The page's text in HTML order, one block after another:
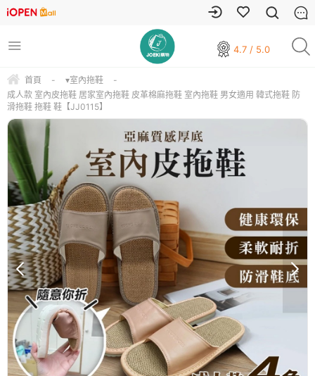
4.7 / 5.0
首頁 - ▾室內拖鞋
-
成人款 室內皮拖鞋 居家室內拖鞋 皮革棉麻拖鞋 室內拖鞋 男女適用 韓式拖鞋 防
滑拖鞋 拖鞋 鞋【JJ0115】